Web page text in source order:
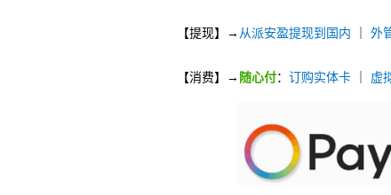
【提现】→ 从派安盈提现到国内 ｜外
【消费】→ 随心付：订购实体卡 虚